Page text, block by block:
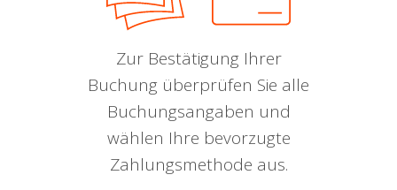
Zur Bestätigung Ihrer
Buchung überprüfen Sie alle
Buchungsangaben und
wählen Ihre bevorzugte
Zahlungsmethode aus.